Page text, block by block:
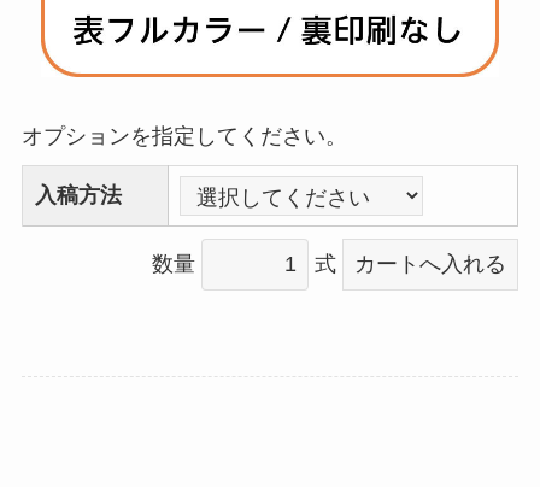
オプションを指定してください。
入稿方法
数量 式